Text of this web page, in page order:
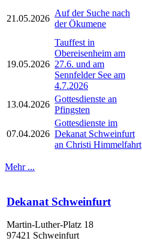
21.05.2026
Auf der Suche nach
der Ökumene
19.05.2026
Tauffest in
Obereisenheim am
27.6. und am
Sennfelder See am
4.7.2026
13.04.2026
Gottesdienste an
Pfingsten
07.04.2026
Gottesdienste im
Dekanat Schweinfurt
an Christi Himmelfahrt
Mehr ...
Dekanat Schweinfurt
Martin-Luther-Platz 18
97421 Schweinfurt